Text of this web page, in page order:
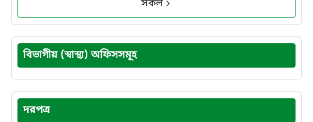
সকল
বিভাগীয় (স্বাস্থ্য) অফিসসমূহ
দরপত্র